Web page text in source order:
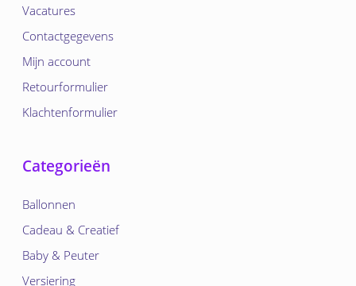
Vacatures
Contactgegevens
Mijn account
Retourformulier
Klachtenformulier
Categorieën
Ballonnen
Cadeau & Creatief
Baby & Peuter
Versiering